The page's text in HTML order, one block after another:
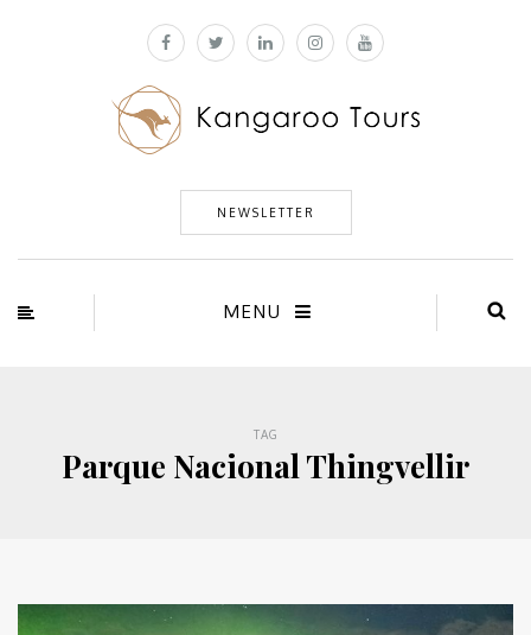
NEWSLETTER
MENU
TAG
Parque Nacional Thingvellir